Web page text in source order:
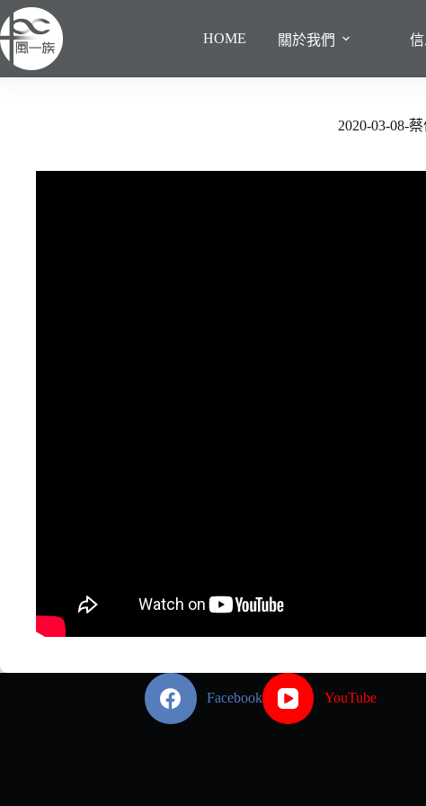
至
主
要
HOME 關於我們
2020-03-08-
Facebook YouTube